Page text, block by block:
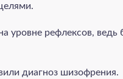
уровне рефлексов,
диагноз шизофрения.